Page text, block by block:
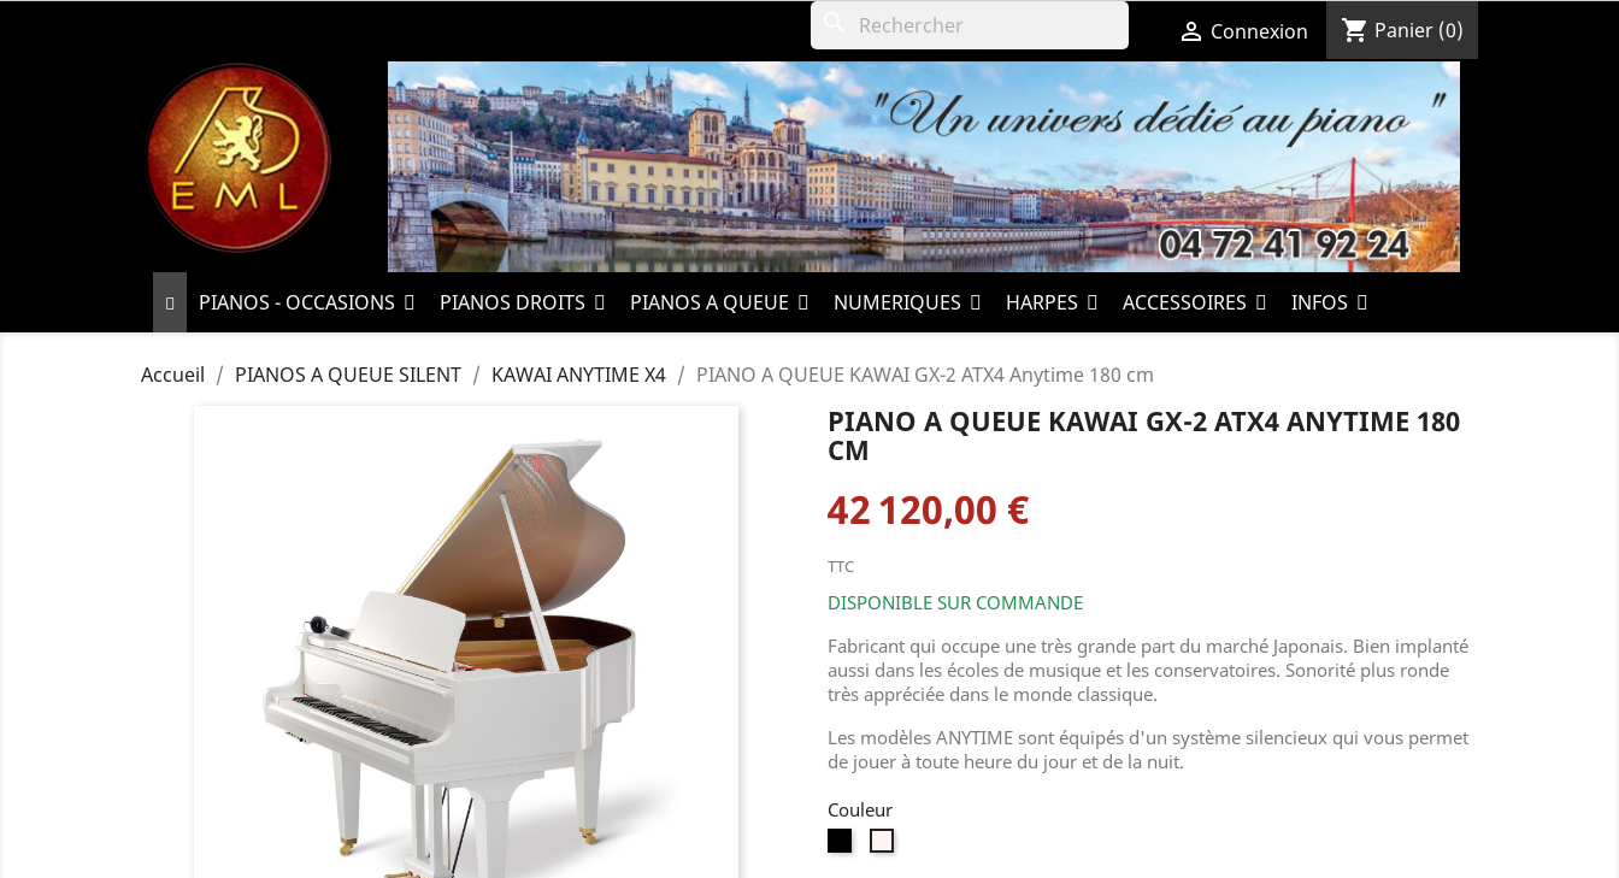
 Connexion shopping_cart Panier (0)
PIANOS - OCCASIONS PIANOS DROITS PIANOS A QUEUE NUMERIQUES HARPES ACCESSOIRES INFOS
Accueil PIANOS A QUEUE SILENT KAWAI ANYTIME X4 PIANO A QUEUE KAWAI GX-2 ATX4 Anytime 180 cm
PIANO A QUEUE KAWAI GX-2 ATX4 ANYTIME 180
CM
42 120,00 €
TTC
DISPONIBLE SUR COMMANDE
Fabricant qui occupe une très grande part du marché Japonais. Bien implanté
aussi dans les écoles de musique et les conservatoires. Sonorité plus ronde
très appréciée dans le monde classique.
Les modèles ANYTIME sont équipés d'un système silencieux qui vous permet
de jouer à toute heure du jour et de la nuit.
Couleur